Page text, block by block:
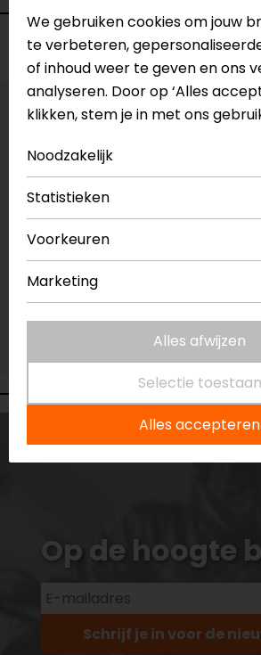
Voorraad
Vestiging Apeldoorn
Vestiging Breda
Vestiging Capelle a/d IJssel
Vestiging Eindhoven
Op de hoogte
Schrijf je in voor de
We gebruiken cookies om jouw
te verbeteren,
of inhoud weer te geven en ons
analyseren. Door op ‘Alles
klikken, stem je in met ons
Noodzakelijk
Statistieken
Voorkeuren
Marketing
Alles afwijzen
Selectie toestaan
Alles accepteren